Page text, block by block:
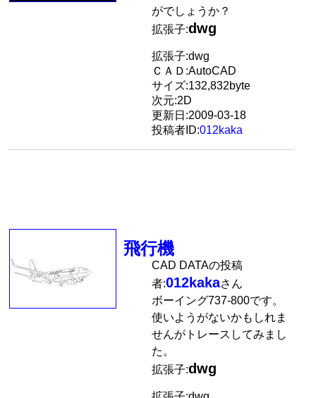
がでしょうか？
拡張子:dwg
拡張子:dwg
ＣＡＤ:AutoCAD
サイズ:132,832byte
次元:2D
更新日:2009-03-18
投稿者ID:012kaka
飛行機
CAD DATAの投稿
者:012kakaさん
ボーイング737-800です。
使いようがないかもしれま
せんがトレースしてみまし
た。
拡張子:dwg